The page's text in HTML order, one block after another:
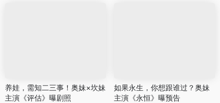
养娃，需知二三事！奥妹×坎妹
主演《评估》曝剧照
如果永生，你想跟谁过？奥妹
主演《永恒》曝预告